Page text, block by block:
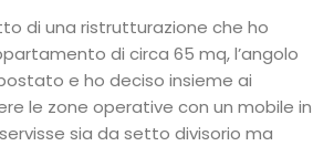
di una ristrutturazione che ho
di circa 65 mq, l’angolo
e ho deciso insieme ai
le zone operative con un mobile in
sia da setto divisorio ma